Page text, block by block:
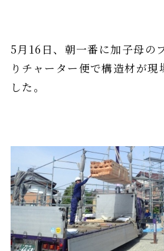
5月16日、朝一番に加子母の
りチャーター便で構造材が現
した。